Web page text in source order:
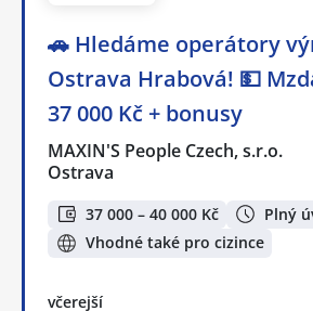
🚗 Hledáme operátory
Ostrava Hrabová! 💵
37 000 Kč + bonusy
MAXIN'S People Czech, s.r.o.
Ostrava
37 000 – 40 000 Kč
Plný
Vhodné také pro cizince
včerejší